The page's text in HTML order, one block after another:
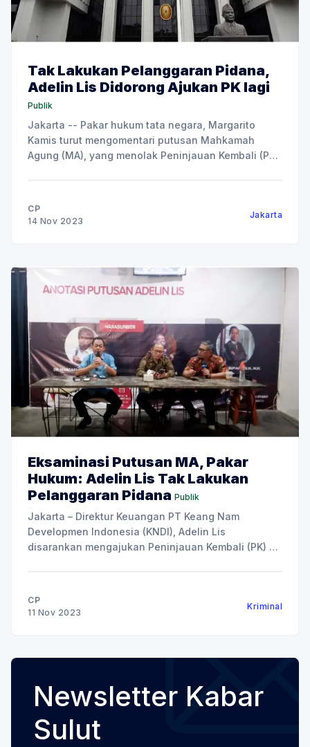
Tak Lakukan Pelanggaran Pidana,
Adelin Lis Didorong Ajukan PK lagi
Publik
Jakarta -- Pakar hukum tata negara, Margarito
Kamis turut mengomentari putusan Mahkamah
Agung (MA), yang menolak Peninjauan Kembali (PK)
mengajukan PK lebih dari satu kali, jika putusan
CP
14 Nov 2023
Jakarta
Eksaminasi Putusan MA, Pakar
Hukum: Adelin Lis Tak Lakukan
Pelanggaran Pidana Publik
Jakarta – Direktur Keuangan PT Keang Nam
Developmen Indonesia (KNDI), Adelin Lis
disarankan mengajukan Peninjauan Kembali (PK) ke
Indonesia Prof. Suparji Ahmad, dalam acara anotasi
CP
11 Nov 2023
Kriminal
Newsletter Kabar
Sulut